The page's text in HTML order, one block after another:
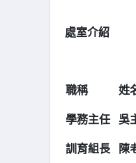
處室介紹
職稱 姓
學務主任 吳
訓育組長 陳